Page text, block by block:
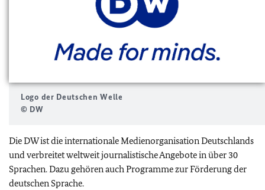
Logo der Deutschen Welle
© DW
Die DW ist die internationale Medienorganisation Deutschlands
und verbreitet weltweit journalistische Angebote in über 30
Sprachen. Dazu gehören auch Programme zur Förderung der
deutschen Sprache.